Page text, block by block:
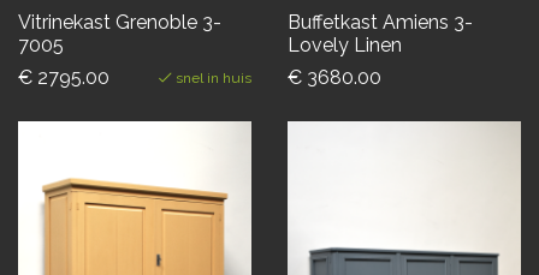
Vitrinekast Grenoble 3-
7005
€ 2795.00
snel in huis
Buffetkast Amiens 3-
Lovely Linen
€ 3680.00